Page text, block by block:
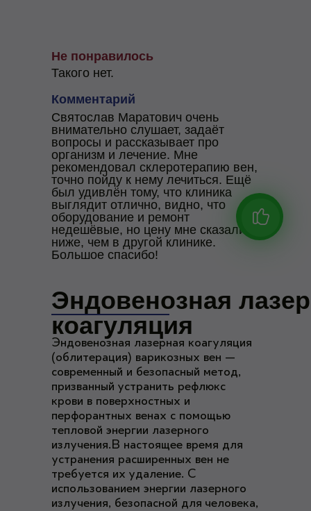
Не понравилось
Комментарий
Такого нет.
Святослав Маратович очень
внимательно слушает, задаёт
вопросы и рассказывает про
организм и лечение. Мне
рекомендовал склеротерапию вен,
точно пойду к нему лечиться. Ещё
был удивлён тому, что клиника
выглядит отлично, видно, что
оборудование и ремонт
недешёвые, но цену мне сказали
ниже, чем в другой клинике.
Большое спасибо!
Эндовенозная лазерная коагуляция
(облитерация) варикозных вен —
современный и безопасный метод,
призванный устранить рефлюкс
крови в поверхностных и
перфорантных венах с помощью
тепловой энергии лазерного
излучения.В настоящее время для
устранения расширенных вен не
требуется их удаление. С
использованием энергии лазерного
излучения, безопасной для человека,
Эндовенозная
коагуляция